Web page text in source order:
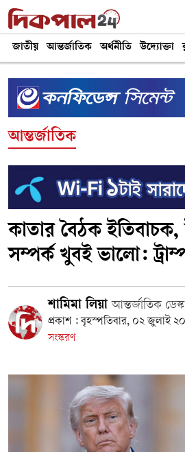
জাতীয় আন্তর্জাতিক অর্থনীতি উদ্যোক্তা
আন্তর্জাতিক
কাতার বৈঠক ইতিবাচক,
সম্পর্ক খুবই ভালো:
শামিমা লিয়াআন্তর্জাতিক
প্রকাশ : বৃহস্পতিবার, ০২ জুলাই
সংস্করণ